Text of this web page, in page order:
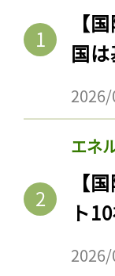
【
国
エネ
【
ト